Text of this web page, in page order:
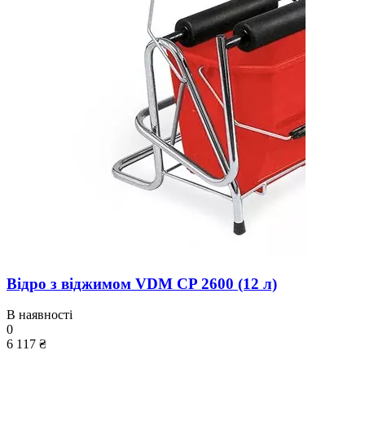
Відро з віджимом VDM CP 2600 (12 л)
В наявності
0
6 117 ₴